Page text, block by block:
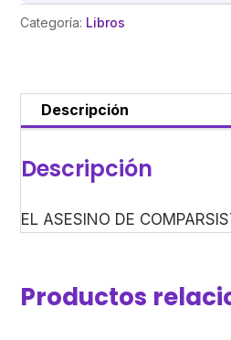
Categoría: Libros
Descripción
Descripción
EL ASESINO DE
Productos